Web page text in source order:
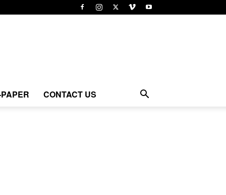
CONTACT US